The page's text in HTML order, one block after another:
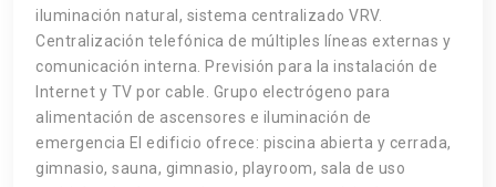
iluminación natural, sistema centralizado VRV.
Centralización telefónica de múltiples líneas externas y
comunicación interna. Previsión para la instalación de
Internet y TV por cable. Grupo electrógeno para
alimentación de ascensores e iluminación de
emergencia El edificio ofrece: piscina abierta y cerrada,
gimnasio, sauna, gimnasio, playroom, sala de uso